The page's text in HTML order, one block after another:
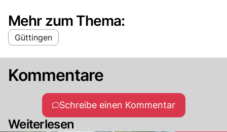
Mehr zum Thema:
Güttingen
Kommentare
Schreibe einen Kommentar
Weiterlesen